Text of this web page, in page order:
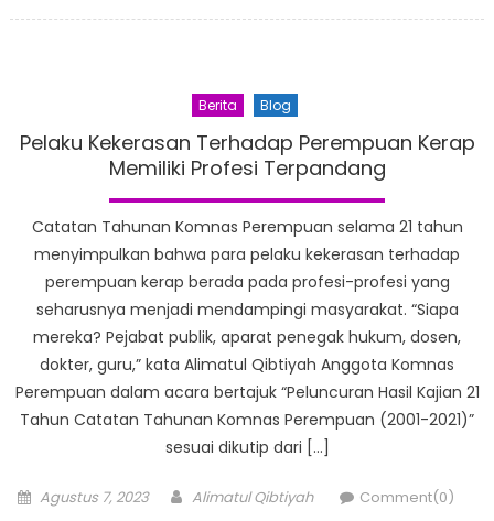
Berita Blog
Pelaku Kekerasan Terhadap Perempuan Kerap
Memiliki Profesi Terpandang
Catatan Tahunan Komnas Perempuan selama 21 tahun
menyimpulkan bahwa para pelaku kekerasan terhadap
perempuan kerap berada pada profesi-profesi yang
seharusnya menjadi mendampingi masyarakat. “Siapa
mereka? Pejabat publik, aparat penegak hukum, dosen,
dokter, guru,” kata Alimatul Qibtiyah Anggota Komnas
Perempuan dalam acara bertajuk “Peluncuran Hasil Kajian 21
Tahun Catatan Tahunan Komnas Perempuan (2001-2021)”
sesuai dikutip dari […]
Posted
Agustus 7, 2023 Author
Alimatul Qibtiyah Comment(0)